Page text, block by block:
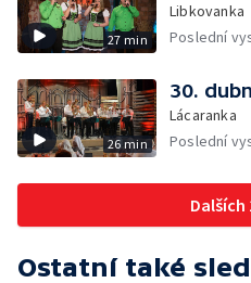
27 min
Libkovanka
Poslední
26 min
30.
Lácaranka
Poslední
Dalších
Ostatní také